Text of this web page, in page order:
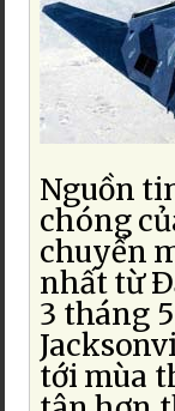
Nguồn
chóng
chuyển
nhất từ
3 tháng
tới mùa